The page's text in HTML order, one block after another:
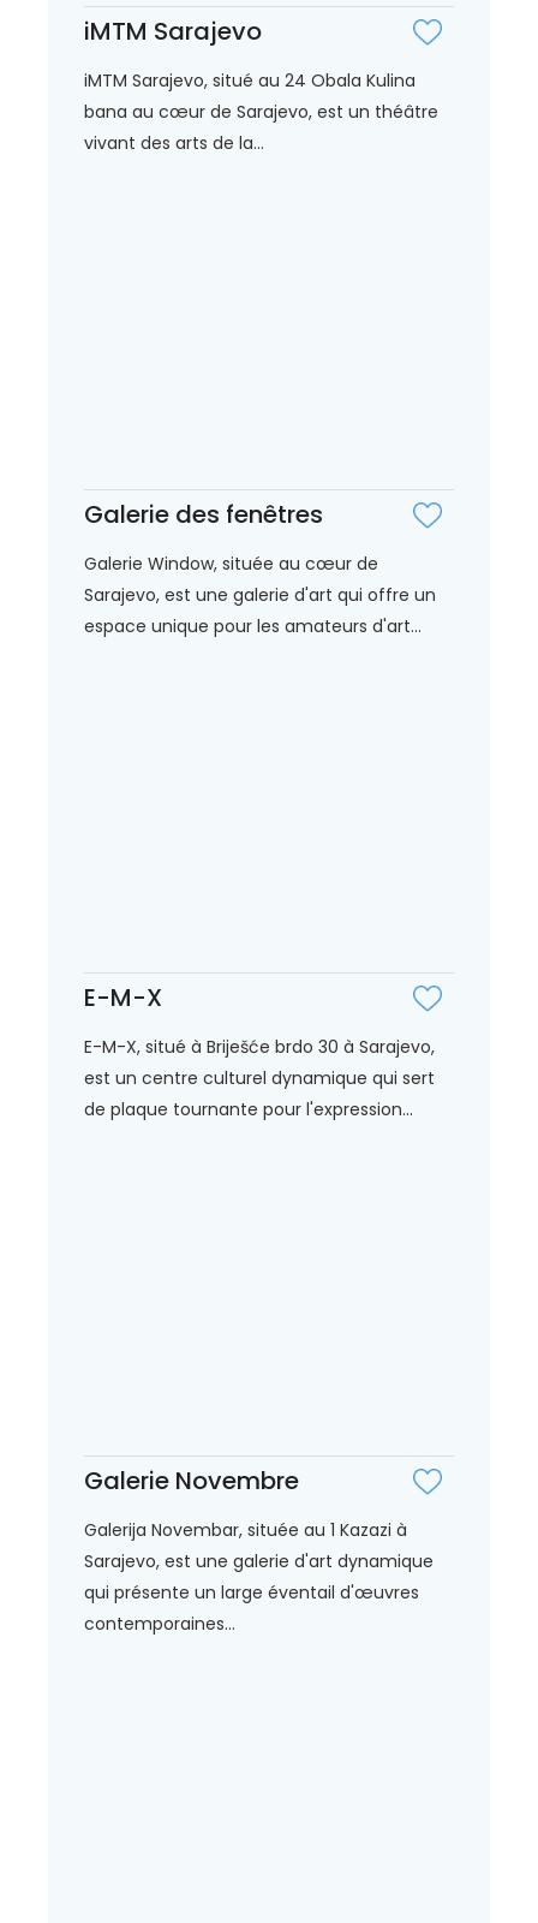
iMTM Sarajevo
iMTM Sarajevo, situé au 24 Obala Kulina
bana au cœur de Sarajevo, est un théâtre
vivant des arts de la...
Galerie des fenêtres
Galerie Window, située au cœur de
Sarajevo, est une galerie d'art qui offre un
espace unique pour les amateurs d'art...
E-M-X
E-M-X, situé à Briješće brdo 30 à Sarajevo,
est un centre culturel dynamique qui sert
de plaque tournante pour l'expression...
Galerie Novembre
Galerija Novembar, située au 1 Kazazi à
Sarajevo, est une galerie d'art dynamique
qui présente un large éventail d'œuvres
contemporaines...